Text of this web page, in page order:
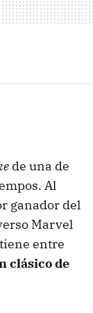
de una de
Al
ganador del
Marvel
entre
clásico de